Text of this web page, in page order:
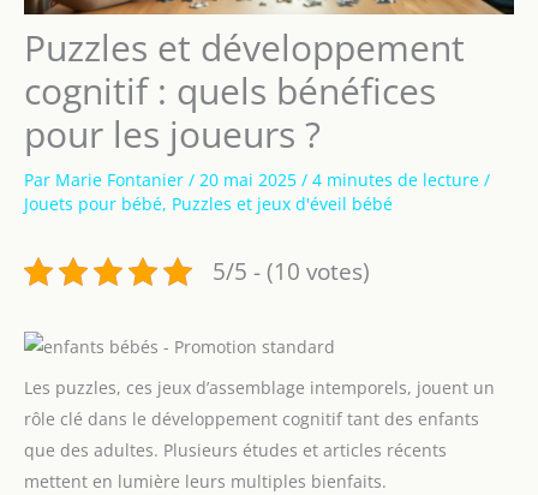
Puzzles et développement
cognitif : quels bénéfices
pour les joueurs ?
Par Marie Fontanier / 20 mai 2025 / 4 minutes de lecture /
Jouets pour bébé, Puzzles et jeux d'éveil bébé
5/5 - (10 votes)
Les puzzles, ces jeux d’assemblage intemporels, jouent un
rôle clé dans le développement cognitif tant des enfants
que des adultes. Plusieurs études et articles récents
mettent en lumière leurs multiples bienfaits.